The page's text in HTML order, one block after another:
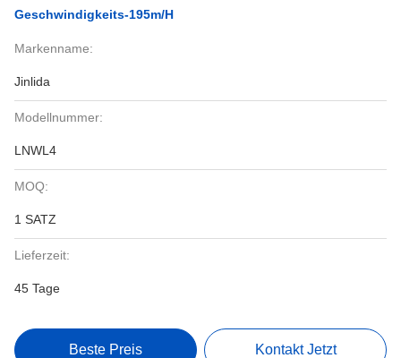
Geschwindigkeits-195m/H
Markenname:
Jinlida
Modellnummer:
LNWL4
MOQ:
1 SATZ
Lieferzeit:
45 Tage
Beste Preis Kontakt Jetzt